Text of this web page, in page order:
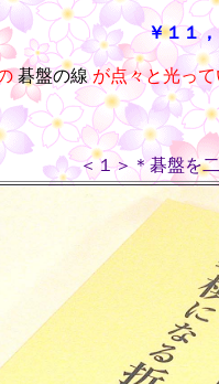
￥１１
碁盤の線 が点々と光っ
＜１＞＊碁盤を